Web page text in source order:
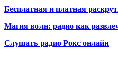
Бесплатная и платная
Магия волн: радио как
Слушать радио Рокс онлайн